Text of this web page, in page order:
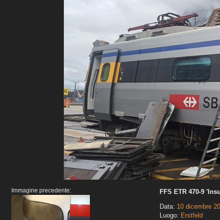
Immagine precedente:
FFS ETR 470-9
Data: 10 dicembre
Luogo: Erstfeld